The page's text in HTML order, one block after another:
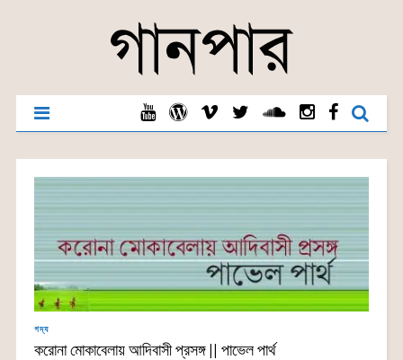
গদ্য
করোনা মোকাবেলায় আদিবাসী প্রসঙ্গ || পাভেল পার্থ